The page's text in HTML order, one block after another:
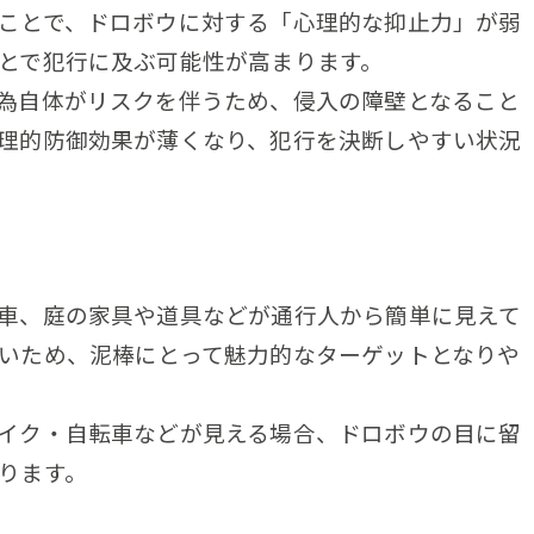
とで、ドロボウに対する「心理的な抑止力」が弱
犯行に及ぶ可能性が高まります。
自体がリスクを伴うため、侵入の障壁となること
的防御効果が薄くなり、犯行を決断しやすい状況
、庭の家具や道具などが通行人から簡単に見えて
ため、泥棒にとって魅力的なターゲットとなりや
ク・自転車などが見える場合、ドロボウの目に留
す。